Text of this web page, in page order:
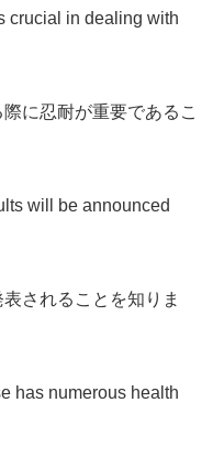
crucial in dealing with
に忍耐が重要であるこ
will be announced
されることを知りま
has numerous health